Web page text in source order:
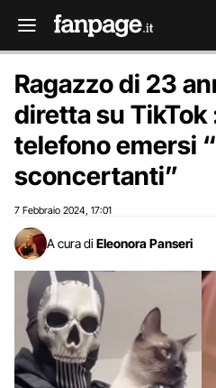
Ragazzo di 23
diretta su TikTok
telefono emersi
sconcertanti”
7 Febbraio 2024 17:01
A cura di Eleonora Panseri